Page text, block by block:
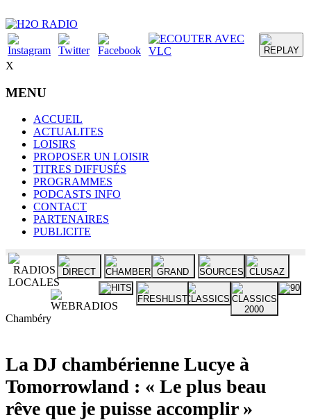
X
MENU
ACCUEIL
ACTUALITES
LOISIRS
PROPOSER UN LOISIR
TITRES DIFFUSÉS
PROGRAMMES
PODCASTS INFO
CONTACT
PARTENAIRES
PUBLICITE
Chambéry
La DJ chambérienne Lucye à
Tomorrowland : « Le plus beau
rêve que je puisse accomplir »